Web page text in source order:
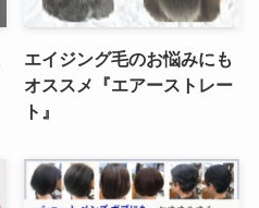
エイジング毛のお悩みにも
オススメ『エアーストレー
ト』